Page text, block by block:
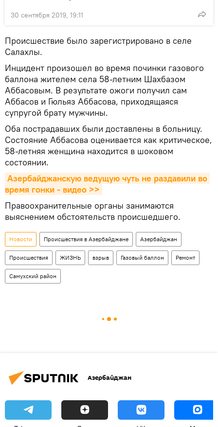
30 сентября 2019, 19:11
Происшествие было зарегистрировано в селе
Салахлы.
Инцидент произошел во время починки газового
баллона жителем села 58-летним Шахбазом
Аббасовым. В результате ожоги получил сам
Аббасов и Гюльяз Аббасова, приходящаяся
супругой брату мужчины.
Оба пострадавших были доставлены в больницу.
Состояние Аббасова оценивается как критическое,
58-летняя женщина находится в шоковом
состоянии.
Азербайджанскую ведущую чуть не раздавили во
время гонки - видео >>
Правоохранительные органы занимаются
выяснением обстоятельств происшедшего.
Новости Происшествия в Азербайджане Азербайджан
Происшествия ЖИЗНЬ взрыв Газовый баллон Ремонт
Самухский район
Азербайджан